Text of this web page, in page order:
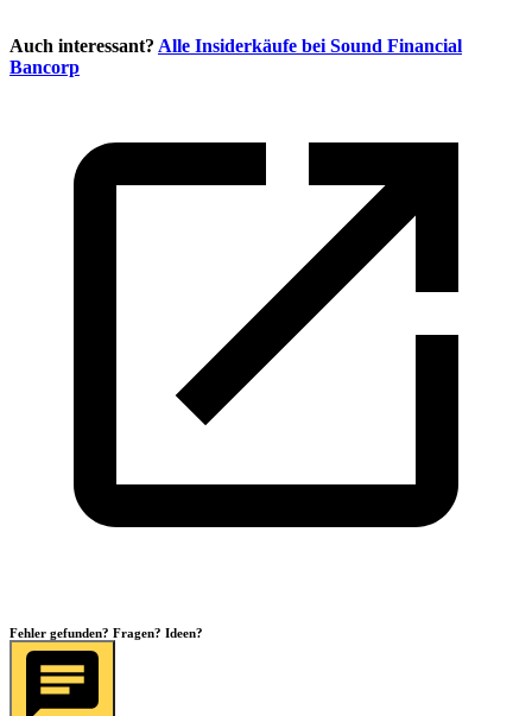
Auch interessant? Alle Insiderkäufe bei Sound Financial
Bancorp
Fehler gefunden? Fragen? Ideen?